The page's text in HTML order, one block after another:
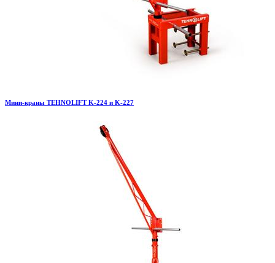
Мини-краны TEHNOLIFT K-224 и K-227